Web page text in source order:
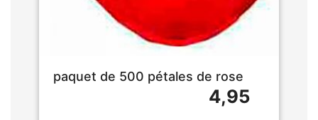
paquet de 500 pétales de rose
4,95